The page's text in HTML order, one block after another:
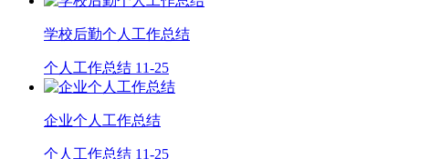
学校后勤个人工作总结
个人工作总结 11-25
企业个人工作总结
个人工作总结 11-25